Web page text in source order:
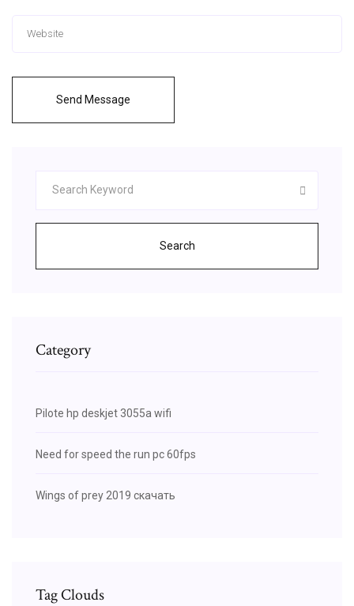
Send Message
Search
Category
Pilote hp deskjet 3055a wifi
Need for speed the run pc 60fps
Wings of prey 2019 скачать
Tag Clouds